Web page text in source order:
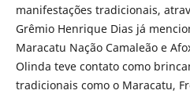
manifestações tradicionais,
Grêmio Henrique Dias já
Maracatu Nação Camaleão e
Olinda teve contato como
tradicionais como o Maracatu,